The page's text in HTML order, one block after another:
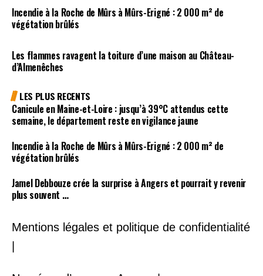
Incendie à la Roche de Mûrs à Mûrs-Erigné : 2 000 m² de
végétation brûlés
Les flammes ravagent la toiture d’une maison au Château-
d’Almenêches
LES PLUS RECENTS
Canicule en Maine-et-Loire : jusqu’à 39°C attendus cette
semaine, le département reste en vigilance jaune
Incendie à la Roche de Mûrs à Mûrs-Erigné : 2 000 m² de
végétation brûlés
Jamel Debbouze crée la surprise à Angers et pourrait y revenir
plus souvent …
Mentions légales et politique de confidentialité